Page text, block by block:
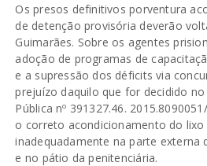
Os presos definitivos porventura
de detenção provisória deverão
Guimarães. Sobre os agentes
adoção de programas de
e a supressão dos déficits via
prejuízo daquilo que for decidido
Pública nº 391327.46.
o correto acondicionamento do
inadequadamente na parte externa
e no pátio da penitenciária.